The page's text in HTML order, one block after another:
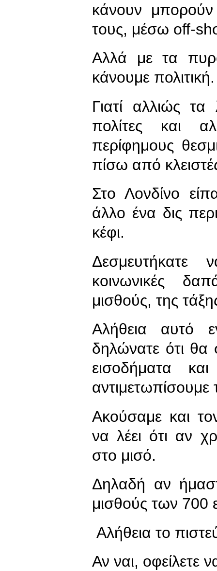
κάνουν
τους, μέσω off-
Αλλά με τα
κάνουμε πολιτική.
Γιατί αλλιώς
πολίτες και
περίφημους
πίσω από
Στο Λονδίνο
άλλο ένα δις
κέφι.
Δεσμευτήκατε
κοινωνικές
μισθούς, της
Αλήθεια αυτό
δηλώνατε ότι θα
εισοδήματα
αντιμετωπίσουμε
Ακούσαμε και
να λέει ότι αν
στο μισό.
Δηλαδή αν
μισθούς των 700
Αλήθεια το
Αν ναι, οφείλετε